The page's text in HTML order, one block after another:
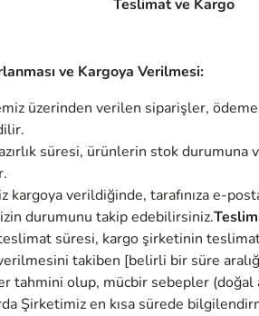
Teslimat ve Kargo
ve Kargoya Verilmesi:
üzerinden verilen siparişler, ödeme
süresi, ürünlerin stok
kargoya verildiğinde, tarafınıza e-
durumunu takip edebilirsiniz.
süresi, kargo şirketinin
takiben [belirli bir süre
tahmini olup, mücbir sebepler (doğal
Şirketimiz en kısa sürede